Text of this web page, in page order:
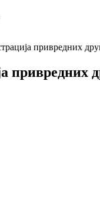
привредних
привредних